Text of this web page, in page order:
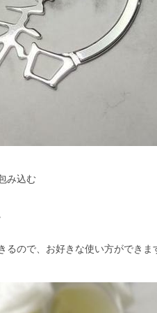
み込む
るので、お好きな使い方ができま